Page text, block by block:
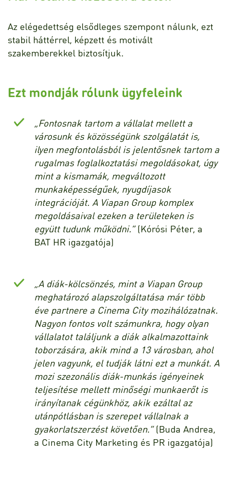
Az elégedettség elsődleges szempont nálunk, ezt
stabil háttérrel, képzett és motivált
szakemberekkel biztosítjuk.
Ezt mondják rólunk ügyfeleink
„Fontosnak tartom a vállalat mellett a
városunk és közösségünk szolgálatát is,
ilyen megfontolásból is jelentősnek tartom a
rugalmas foglalkoztatási megoldásokat, úgy
mint a kismamák, megváltozott
munkaképességűek, nyugdíjasok
integrációját. A Viapan Group komplex
megoldásaival ezeken a területeken is
együtt tudunk működni.”(Kórósi Péter, a
BAT HR igazgatója)
„A diák-kölcsönzés, mint a Viapan Group
meghatározó alapszolgáltatása már több
éve partnere a Cinema City mozihálózatnak.
Nagyon fontos volt számunkra, hogy olyan
vállalatot találjunk a diák alkalmazottaink
toborzására, akik mind a 13 városban, ahol
jelen vagyunk, el tudják látni ezt a munkát. A
mozi szezonális diák-munkás igényeinek
teljesítése mellett minőségi munkaerőt is
irányítanak cégünkhöz, akik ezáltal az
utánpótlásban is szerepet vállalnak a
gyakorlatszerzést követően.”(Buda Andrea,
a Cinema City Marketing és PR igazgatója)